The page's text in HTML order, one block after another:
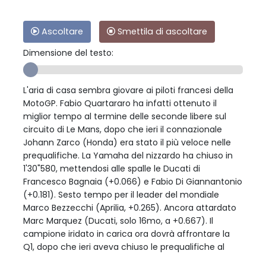
Ascoltare
Smettila di ascoltare
Dimensione del testo:
L'aria di casa sembra giovare ai piloti francesi della
MotoGP. Fabio Quartararo ha infatti ottenuto il
miglior tempo al termine delle seconde libere sul
circuito di Le Mans, dopo che ieri il connazionale
Johann Zarco (Honda) era stato il più veloce nelle
prequalifiche. La Yamaha del nizzardo ha chiuso in
1'30"580, mettendosi alle spalle le Ducati di
Francesco Bagnaia (+0.066) e Fabio Di Giannantonio
(+0.181). Sesto tempo per il leader del mondiale
Marco Bezzecchi (Aprilia, +0.265). Ancora attardato
Marc Marquez (Ducati, solo 16mo, a +0.667). Il
campione iridato in carica ora dovrà affrontare la
Q1, dopo che ieri aveva chiuso le prequalifiche al